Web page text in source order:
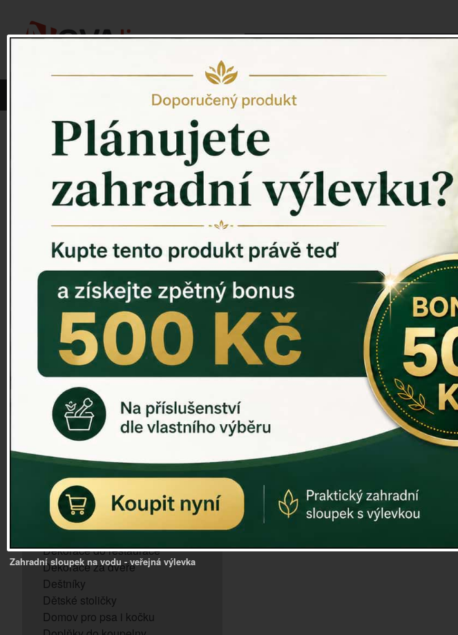
Vyberte si kategorii: NOVINKY
PÍTKO PRO PTÁKY
ZAHRADNÍ SOCHY
ZAHRADNÍ UMYVADLA
PTAČÍ BUDKY
Litinové škrabáky na boty
DEKORACE NA HROB
RETRO KONZOLE
Domovní čísla - litina
DEKORACE NA ZEĎ
ZVONKOHRA
ZVONY A ZVONKY
PTAČÍ KRMÍTKA
SLUNEČNÍ HODINY
Dózy na brambory a zeleninu
VÝPRODEJ - poslední kusy
Andělé, něžné sošky
Aroma lampy
Buddha soška
BUDKY PRO SÝKORKY
Budky pro vrabce
Bytový textil
Dárky pro muže
Dekorace do bytu
Dekorace do restaurace
Dekorace za dveře
Deštníky
Dětské stoličky
Domov pro psa i kočku
Venkovský domov
Zahradní sloupek na vodu - veřejná výlevka